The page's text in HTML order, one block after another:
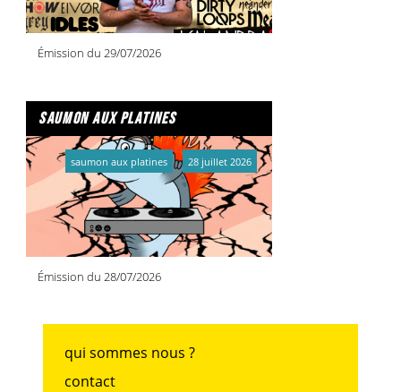
Émission du 29/07/2026
saumon aux platines
Émission du 28/07/2026
saumon aux platines 28 juillet 2026
qui sommes nous ?
contact